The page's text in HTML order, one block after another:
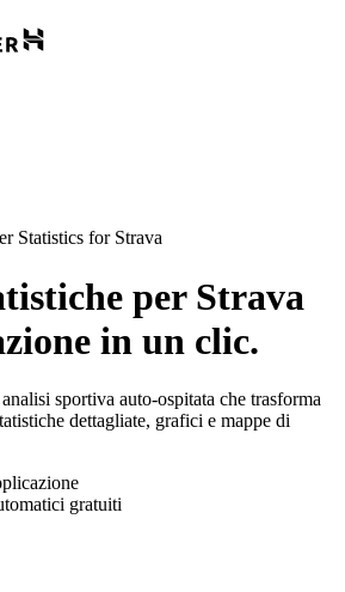
Statistics for Strava
per Strava
in un clic.
sportiva auto-ospitata che trasforma
dettagliate, grafici e mappe di
gratuiti